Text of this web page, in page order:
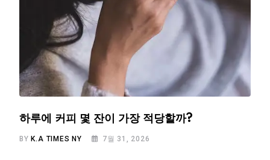
하루에 커피 몇 잔이 가장 적당할까?
BYK.A TIMES NY 7월 31, 2026